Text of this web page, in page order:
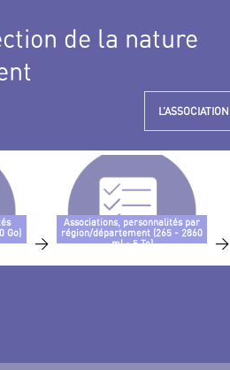
de la nature
L’ASSOCIATION
Go)
>
Associations, personnalités par
région/département (265 - 2860
ml - 5 To)
>